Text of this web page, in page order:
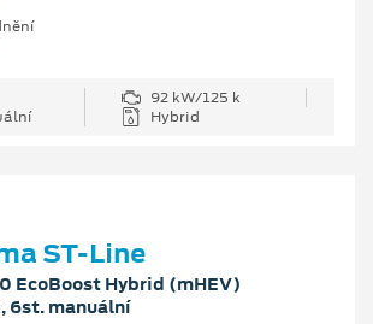
92 kW/125 k
Hybrid
ST-Line
EcoBoost Hybrid (mHEV)
6st. manuální